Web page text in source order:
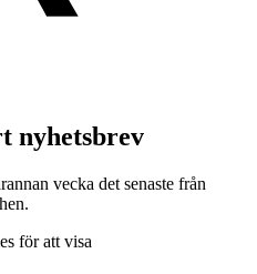
nyhetsbrev
vecka det senaste från
för att visa